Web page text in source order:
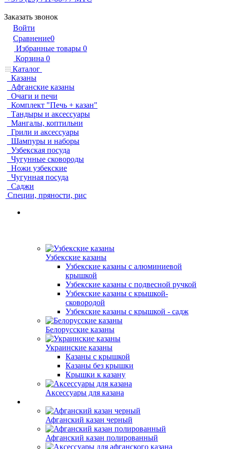
Заказать звонок
Войти
Сравнение0
Избранные товары 0
Корзина 0
Каталог
Казаны
Афганские казаны
Очаги и печи
Комплект "Печь + казан"
Тандыры и аксессуары
Мангалы, коптильни
Грили и аксессуары
Шампуры и наборы
Узбекская посуда
Чугунные сковороды
Ножи узбекские
Чугунная посуда
Саджи
Специи, пряности, рис
Узбекские казаны
Узбекские казаны с алюминиевой
крышкой
Узбекские казаны с подвесной ручкой
Узбекские казаны с крышкой-
сковородой
Узбекские казаны с крышкой - садж
Белорусские казаны
Украинские казаны
Казаны с крышкой
Казаны без крышки
Крышки к казану
Аксессуары для казана
Афганский казан черный
Афганский казан полированный